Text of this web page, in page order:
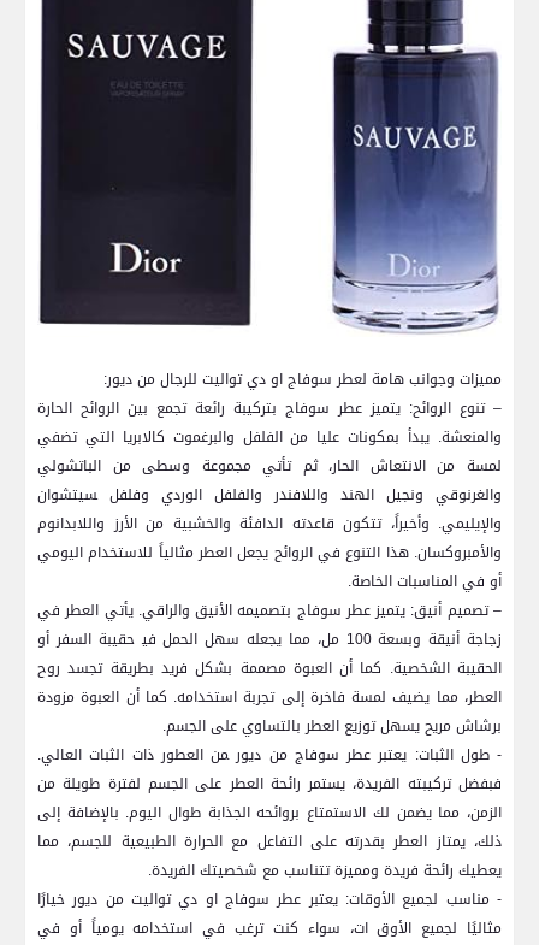
مميزات وجوانب هامة لعطر سوفاج او دي تواليت للرجال من ديور:
– تنوع ​الروائح: يتميز عطر⁣ سوفاج بتركيبة رائعة تجمع بين الروائح الحارة
والمنعشة. يبدأ بمكونات عليا من‌ الفلفل والبرغموت كالابريا التي تضفي
لمسة من الانتعاش​ الحار، ثم تأتي مجموعة وسطى من الباتشولي⁢
والغرنوقي ونجيل الهند واللافندر​ والفلفل الوردي وفلفل ‍سيتشوان
والإيليمي. وأخيراً، ​تتكون قاعدته الدافئة‌ والخشبية من الأرز واللابدانوم
⁤والأمبروكسان. هذا‌ التنوع في الروائح يجعل العطر مثالياً للاستخدام اليومي
⁢أو في المناسبات الخاصة.
– تصميم ⁢أنيق: يتميز عطر سوفاج بتصميمه الأنيق والراقي. يأتي العطر في
زجاجة أنيقة ⁤وبسعة 100 مل، مما يجعله‌ سهل الحمل في‍ حقيبة السفر أو
الحقيبة الشخصية. كما أن العبوة مصممة بشكل فريد بطريقة تجسد روح
العطر، مما يضيف ​لمسة⁢ فاخرة إلى ‌تجربة استخدامه. كما​ أن العبوة مزودة⁢
برشاش مريح ⁣يسهل توزيع العطر بالتساوي⁣ على الجسم.
-​ طول⁢ الثبات: يعتبر عطر سوفاج من​ ديور ‍من العطور ذات الثبات العالي.
فبفضل​ تركيبته الفريدة، ⁢يستمر رائحة العطر‍ على الجسم لفترة ‌طويلة ​من
الزمن،⁢ مما يضمن لك الاستمتاع بروائحه الجذابة طوال اليوم.‌ بالإضافة ⁤إلى
ذلك، يمتاز العطر بقدرته على التفاعل مع الحرارة الطبيعية للجسم، مما⁤
يعطيك رائحة فريدة ومميزة تتناسب مع شخصيتك⁢ الفريدة.
-⁢ مناسب لجميع الأوقات: ‌يعتبر⁣ عطر سوفاج او​ دي تواليت من ديور‌ خيارًا
‌مثاليًا لجميع الأوق ات، سواء كنت ترغب في استخدامه يومياً أو في